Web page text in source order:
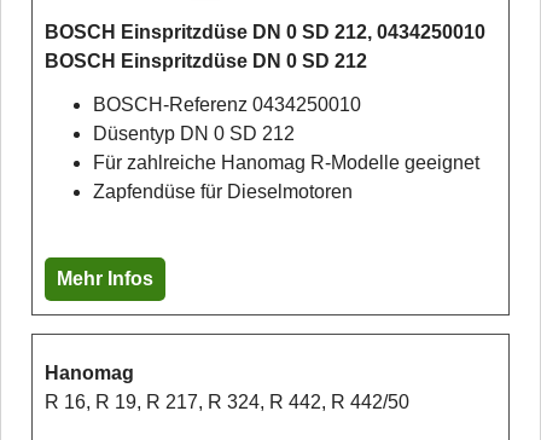
BOSCH Einspritzdüse DN 0 SD 212, 0434250010
BOSCH Einspritzdüse DN 0 SD 212
BOSCH-Referenz 0434250010
Düsentyp DN 0 SD 212
Für zahlreiche Hanomag R-Modelle geeignet
Zapfendüse für Dieselmotoren
Mehr Infos
Hanomag
R 16, R 19, R 217, R 324, R 442, R 442/50